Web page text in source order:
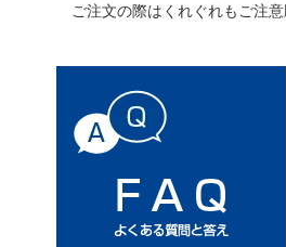
ご注文の際はくれぐれもご注